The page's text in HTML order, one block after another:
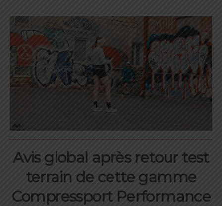
Avis global après retour test
terrain de cette gamme
Compressport Performance